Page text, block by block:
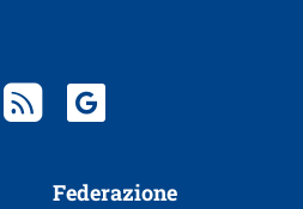
Federazione